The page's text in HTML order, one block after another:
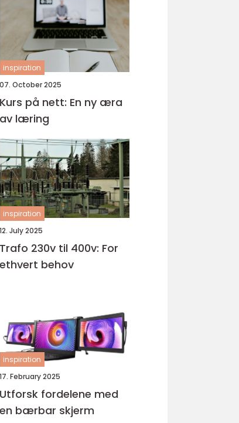
inspiration
07. October 2025
Kurs på nett: En ny æra
av læring
inspiration
12. July 2025
Trafo 230v til 400v: For
ethvert behov
inspiration
17. February 2025
Utforsk fordelene med
en bærbar skjerm